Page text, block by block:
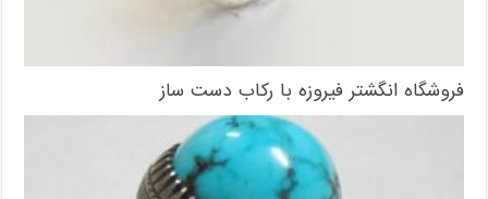
فروشگاه انگشتر فیروزه با رکاب دست ساز